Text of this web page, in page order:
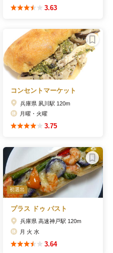
3.63
コンセントマーケット
兵庫県 夙川駅 120m
月曜・火曜
3.75
初選出
プラス ドゥ パスト
兵庫県 高速神戸駅 120m
月 火 水
3.64